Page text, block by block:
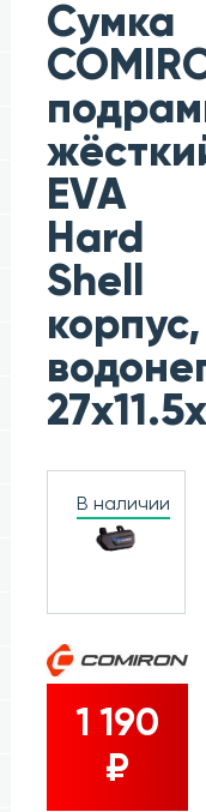
Сумка
EVA
Hard
Shell
корпус,
В наличии
1 190
₽